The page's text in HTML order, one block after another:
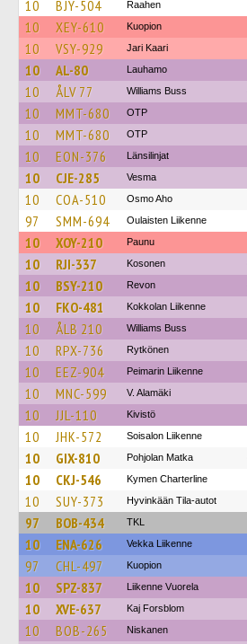
10 BJY-504 Raahen
10 XEY-610 Kuopion
10 VSY-929 Jari Kaari
10 AL-80 Lauhamo
10 ÅLV 77 Williams Buss
10 MMT-680 OTP
10 MMT-680 OTP
10 EON-376 Länsilinjat
10 CJE-285 Vesma
10 COA-510 Osmo Aho
97 SMM-694 Oulaisten Liikenne
10 XOY-210 Paunu
10 RJI-337 Kosonen
10 BSY-210 Revon
10 FKO-481 Kokkolan Liikenne
10 ÅLB 210 Williams Buss
10 RPX-736 Rytkönen
10 EEZ-904 Peimarin Liikenne
10 MNC-599 V. Alamäki
10 JJL-110 Kivistö
10 JHK-572 Soisalon Liikenne
10 GIX-810 Pohjolan Matka
10 CKJ-546 Kymen Charterline
10 SUY-373 Hyvinkään Tila-autot
97 BOB-434 TKL
10 ENA-626 Vekka Liikenne
97 CHL-497 Kuopion
10 SPZ-837 Liikenne Vuorela
10 XVE-637 Kaj Forsblom
10 BOB-265 Niskanen